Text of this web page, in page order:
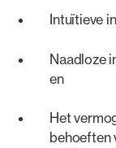
Intuïtieve
Naadloze
en
Het
behoeften